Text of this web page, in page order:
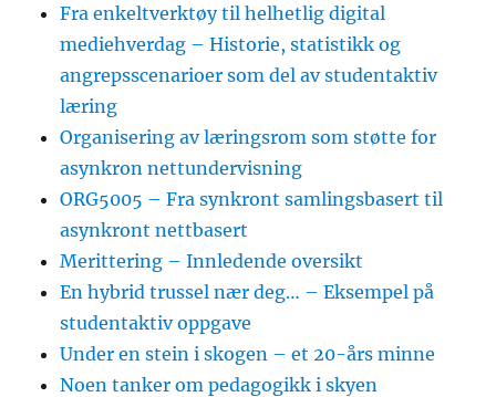
Fra enkeltverktøy til helhetlig digital
mediehverdag – Historie, statistikk og
angrepsscenarioer som del av studentaktiv
læring
Organisering av læringsrom som støtte for
asynkron nettundervisning
ORG5005 – Fra synkront samlingsbasert til
asynkront nettbasert
Merittering – Innledende oversikt
En hybrid trussel nær deg… – Eksempel på
studentaktiv oppgave
Under en stein i skogen – et 20-års minne
Noen tanker om pedagogikk i skyen